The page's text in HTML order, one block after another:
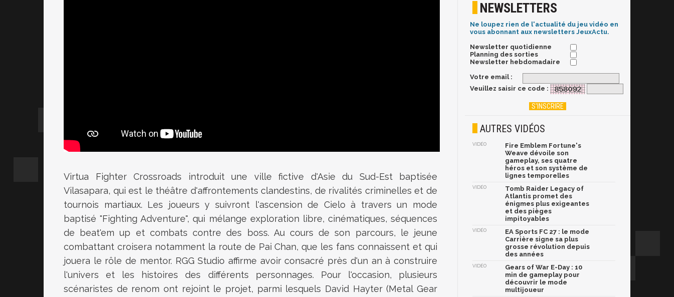
Virtua Fighter Crossroads introduit une ville fictive d'Asie du Sud-Est baptisée
Vilasapara, qui est le théâtre d'affrontements clandestins, de rivalités criminelles et de
tournois martiaux. Les joueurs y suivront l'ascension de Cielo à travers un mode
baptisé "Fighting Adventure", qui mélange exploration libre, cinématiques, séquences
de beat'em up et combats contre des boss. Au cours de son parcours, le jeune
combattant croisera notamment la route de Pai Chan, que les fans connaissent et qui
jouera le rôle de mentor. RGG Studio affirme avoir consacré près d'un an à construire
l'univers et les histoires des différents personnages. Pour l'occasion, plusieurs
scénaristes de renom ont rejoint le projet, parmi lesquels David Hayter (Metal Gear
NEWSLETTERS
Ne loupez rien de l'actualité du jeu vidéo en
vous abonnant aux newsletters JeuxActu.
Newsletter quotidienne
Planning des sorties
Newsletter hebdomadaire
Votre email :
Veuillez saisir ce code :
AUTRES VIDÉOS
VIDÉO
Fire Emblem Fortune's
Weave dévoile son
gameplay, ses quatre
héros et son système de
lignes temporelles
VIDÉO
Tomb Raider Legacy of
Atlantis promet des
énigmes plus exigeantes
et des pièges
impitoyables
VIDÉO
EA Sports FC 27 : le mode
Carrière signe sa plus
grosse révolution depuis
des années
VIDÉO
Gears of War E-Day : 10
min de gameplay pour
découvrir le mode
multijoueur